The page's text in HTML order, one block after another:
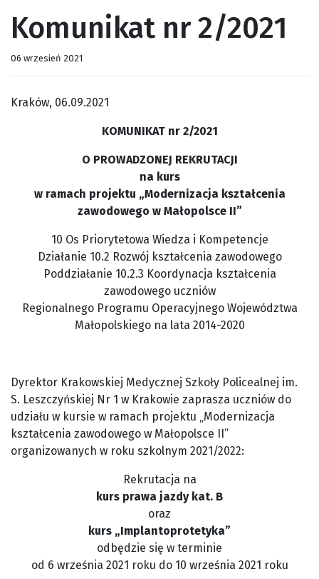
Komunikat nr 2/2021
06 wrzesień 2021
Kraków, 06.09.2021
KOMUNIKAT nr 2/2021
O PROWADZONEJ REKRUTACJI
na kurs
w ramach projektu „Modernizacja kształcenia
zawodowego w Małopolsce II”
10 Os Priorytetowa Wiedza i Kompetencje
Działanie 10.2 Rozwój kształcenia zawodowego
Poddziałanie 10.2.3 Koordynacja kształcenia
zawodowego uczniów
Regionalnego Programu Operacyjnego Województwa
Małopolskiego na lata 2014-2020
Dyrektor Krakowskiej Medycznej Szkoły Policealnej im.
S. Leszczyńskiej Nr 1 w Krakowie zaprasza uczniów do
udziału w kursie w ramach projektu „Modernizacja
kształcenia zawodowego w Małopolsce II”
organizowanych w roku szkolnym 2021/2022:
Rekrutacja na
kurs prawa jazdy kat. B
oraz
kurs „Implantoprotetyka”
odbędzie się w terminie
od 6 września 2021 roku do 10 września 2021 roku